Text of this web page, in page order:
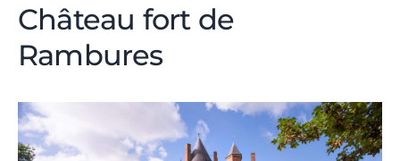
Château fort de
Rambures